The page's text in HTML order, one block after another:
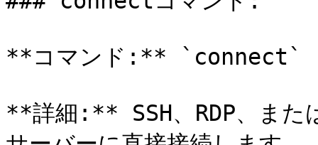
**コマンド:** `connect`
**詳細:** SSH、RDP、また